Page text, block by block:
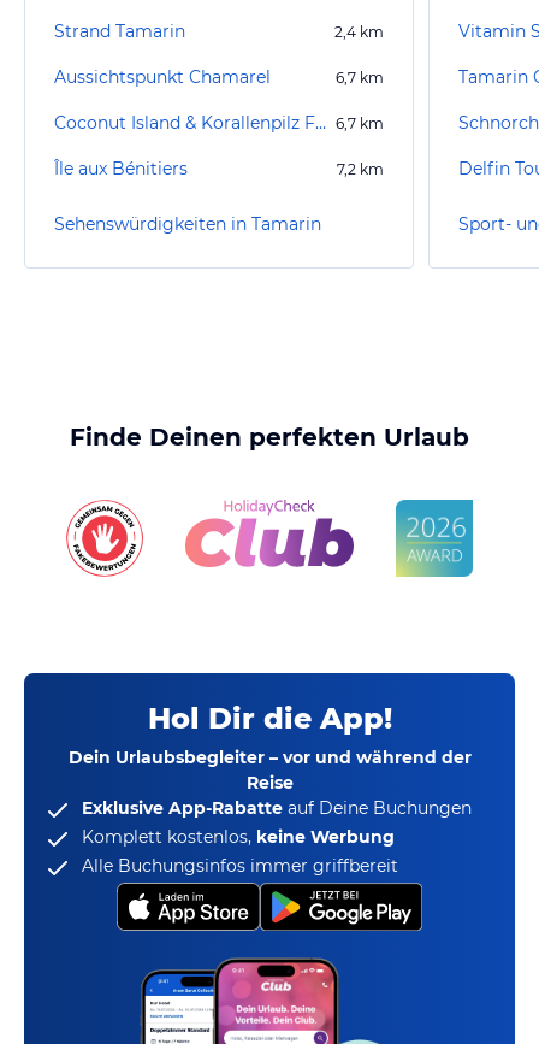
Strand Tamarin 2,4 km
Aussichtspunkt Chamarel 6,7 km
Coconut Island & Korallenpilz Felsen 6,7 km
Île aux Bénitiers 7,2 km
Sehenswürdigkeiten in Tamarin
Delfin
Finde Deinen perfekten Urlaub
Hol Dir die App!
Dein Urlaubsbegleiter – vor und während der
Reise
Exklusive App-Rabatte auf Deine Buchungen
Komplett kostenlos, keine Werbung
Alle Buchungsinfos immer griffbereit